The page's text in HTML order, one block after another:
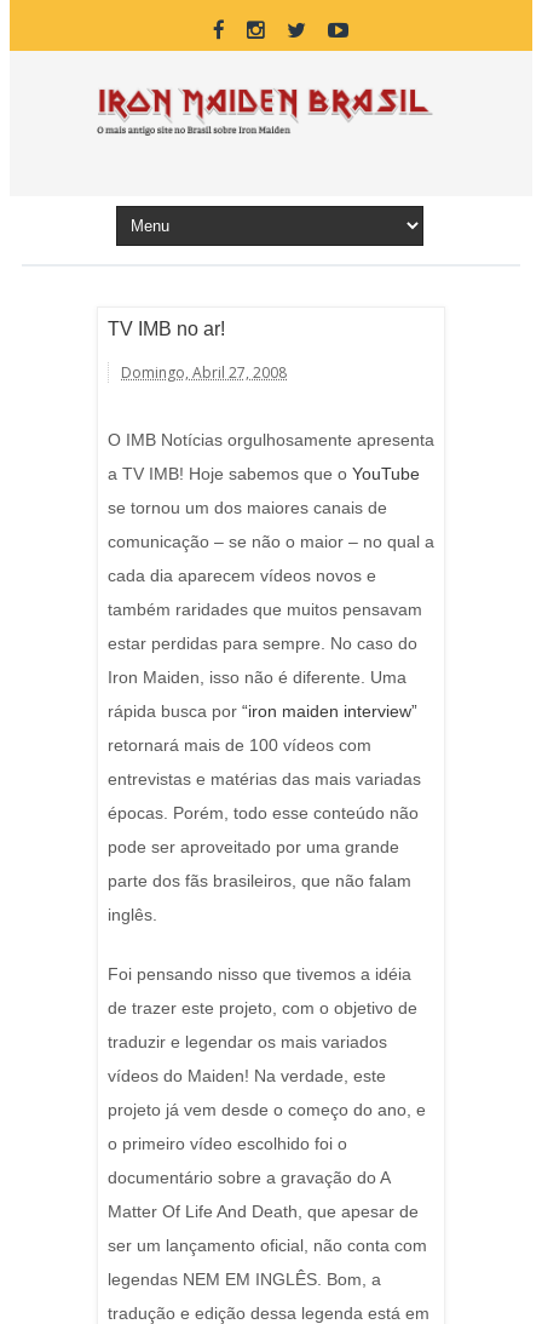
TV IMB no ar!
Domingo, Abril 27, 2008
O IMB Notícias orgulhosamente apresenta
a TV IMB! Hoje sabemos que o YouTube
se tornou um dos maiores canais de
comunicação – se não o maior – no qual a
cada dia aparecem vídeos novos e
também raridades que muitos pensavam
estar perdidas para sempre. No caso do
Iron Maiden, isso não é diferente. Uma
rápida busca por “iron maiden interview”
retornará mais de 100 vídeos com
entrevistas e matérias das mais variadas
épocas. Porém, todo esse conteúdo não
pode ser aproveitado por uma grande
parte dos fãs brasileiros, que não falam
inglês.
Foi pensando nisso que tivemos a idéia
de trazer este projeto, com o objetivo de
traduzir e legendar os mais variados
vídeos do Maiden! Na verdade, este
projeto já vem desde o começo do ano, e
o primeiro vídeo escolhido foi o
documentário sobre a gravação do A
Matter Of Life And Death, que apesar de
ser um lançamento oficial, não conta com
legendas NEM EM INGLÊS. Bom, a
tradução e edição dessa legenda está em